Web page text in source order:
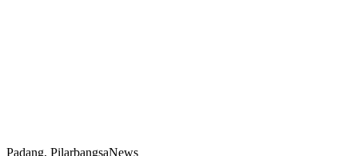
Padang, PilarbangsaNews